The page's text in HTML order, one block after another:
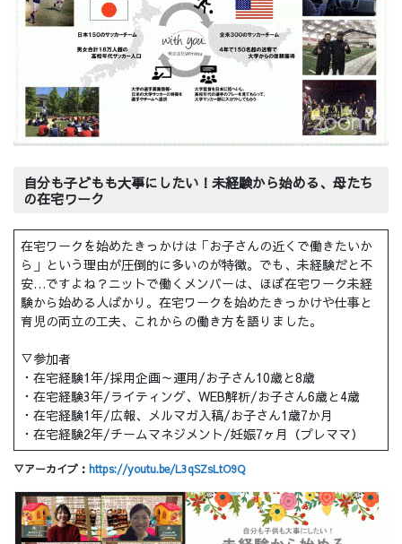
自分も子どもも大事にしたい！未経験から始める、母たち
の在宅ワーク
在宅ワークを始めたきっかけは「お子さんの近くで働きたいか
ら」という理由が圧倒的に多いのが特徴。でも、未経験だと不
安…ですよね？ニットで働くメンバーは、ほぼ在宅ワーク未経
験から始める人ばかり。在宅ワークを始めたきっかけや仕事と
育児の両立の工夫、これからの働き方を語りました。
▽参加者
・在宅経験1年/採用企画～運用/お子さん10歳と8歳
・在宅経験3年/ライティング、WEB解析/お子さん6歳と4歳
・在宅経験1年/広報、メルマガ入稿/お子さん1歳7か月
・在宅経験2年/チームマネジメント/妊娠7ヶ月（プレママ）
▽アーカイブ： https://youtu.be/L3qSZsLtO9Q